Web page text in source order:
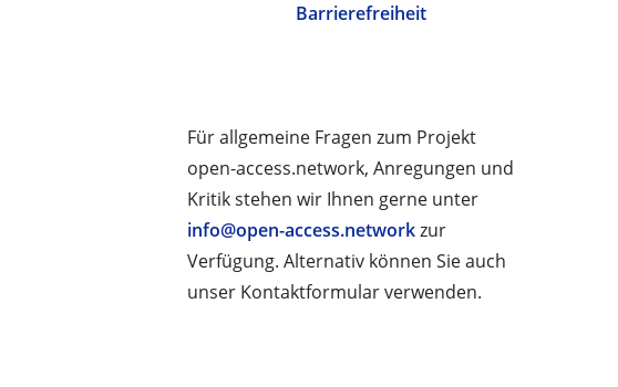
Barrierefreiheit
Für allgemeine Fragen zum Projekt
open-access.network, Anregungen und
Kritik stehen wir Ihnen gerne unter
info@open-access.networkzur
Verfügung. Alternativ können Sie auch
unser Kontaktformular verwenden.